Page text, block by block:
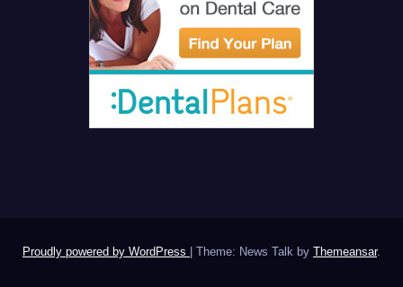
Proudly powered by WordPress Theme: News Talk by Themeansar.